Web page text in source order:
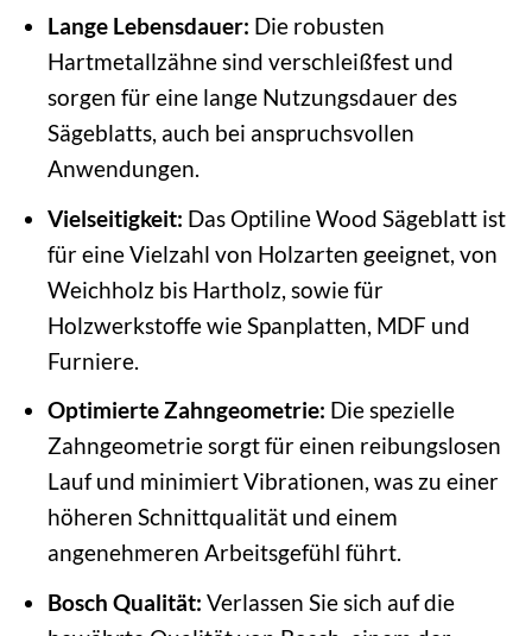
Lange Lebensdauer: Die robusten
Hartmetallzähne sind verschleißfest und
sorgen für eine lange Nutzungsdauer des
Sägeblatts, auch bei anspruchsvollen
Anwendungen.
Vielseitigkeit: Das Optiline Wood Sägeblatt ist
für eine Vielzahl von Holzarten geeignet, von
Weichholz bis Hartholz, sowie für
Holzwerkstoffe wie Spanplatten, MDF und
Furniere.
Optimierte Zahngeometrie: Die spezielle
Zahngeometrie sorgt für einen reibungslosen
Lauf und minimiert Vibrationen, was zu einer
höheren Schnittqualität und einem
angenehmeren Arbeitsgefühl führt.
Bosch Qualität: Verlassen Sie sich auf die